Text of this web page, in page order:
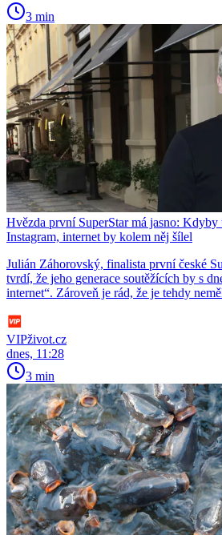
3 min
Hvězda první SuperStar má jasno: Kdyby
Instagram, internet by kolem něj šílel
Julián Záhorovský, finalista první české
tvrdí, že jeho generace soutěžících by s
internet“. Zároveň je rád, že je tehdy
VIPživot.cz
dnes, 11:28
3 min